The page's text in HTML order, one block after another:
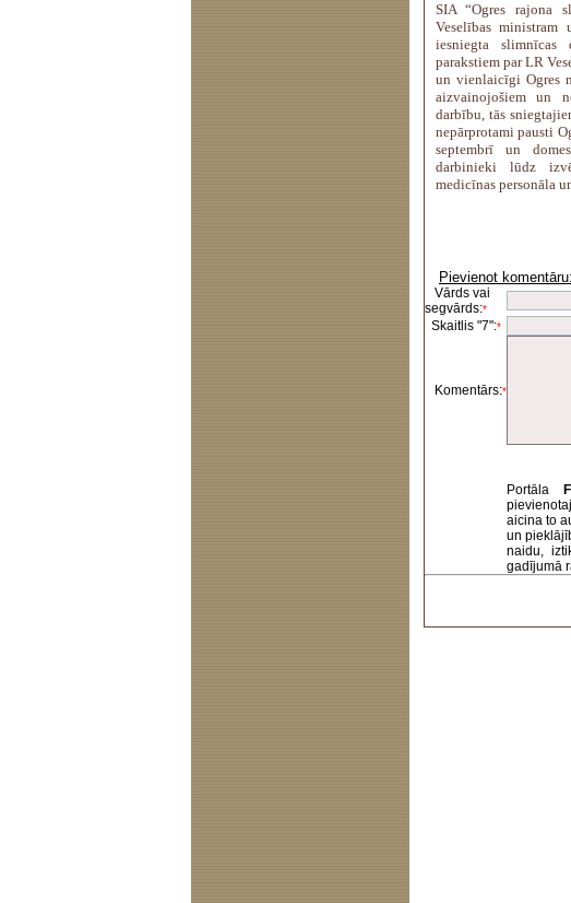
SIA “Ogres rajona
Veselības ministram
iesniegta
parakstiem par LR
un vienlaicīgi Ogres
aizvainojošiem un
darbību, tās
nepārprotami pausti
septembrī un
darbinieki lūdz
medicīnas personāla
Pievienot komentāru:
Vārds vai
segvārds:*
Skaitlis "7":*
Komentārs:*
Portāla
aicina to
un
naidu,
gadījumā